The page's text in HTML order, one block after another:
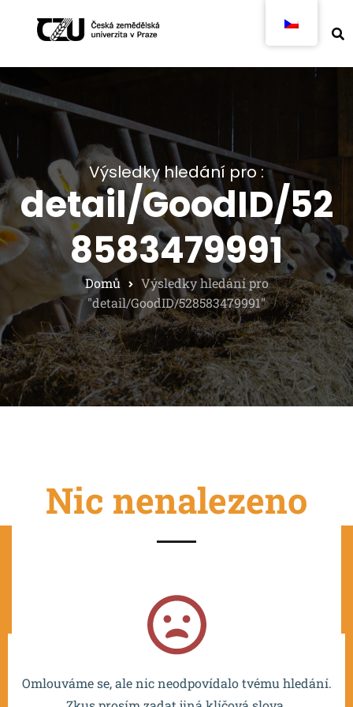
Výsledky hledání pro :
detail/GoodID/52
8583479991
Domů
Výsledky hledání pro
"detail/GoodID/528583479991"
Nic nenalezeno
Omlouváme se, ale nic neodpovídalo tvému hledání.